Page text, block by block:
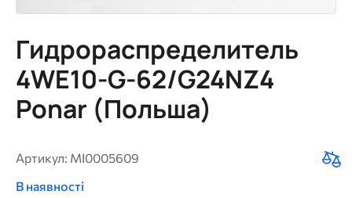
Гидрораспределитель
4WE10-G-62/G24NZ4
Ponar (Польша)
Артикул: MI0005609
В наявності